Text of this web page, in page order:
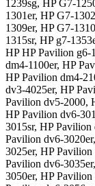
1239sg, HP G7-
1301er, HP G7-
1309er, HP G7-
1315sr, HP g7-
HP HP Pavilion g6-
dm4-1100er, HP
HP Pavilion dm4-
dv3-4025er, HP
Pavilion dv5-2000,
HP Pavilion dv6-
3015sr, HP
Pavilion dv6-
3025er, HP
Pavilion dv6-
3050er, HP